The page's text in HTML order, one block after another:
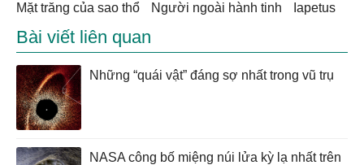
mặt trăng của sao thổ
người ngoài hành tinh Iapetus
Bài viết liên quan
Những “quái vật” đáng sợ nhất trong vũ trụ
NASA công bố miệng núi lửa kỳ lạ nhất trên